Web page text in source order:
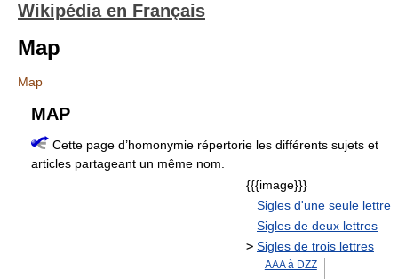
Wikipédia en Français
Map
Map
MAP
Cette page d’homonymie répertorie les différents sujets et
articles partageant un même nom.
{{{image}}}
Sigles d'une seule lettre
Sigles de deux lettres
> Sigles de trois lettres
AAA à DZZ